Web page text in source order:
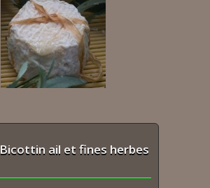
Bicottin ail et fines herbes